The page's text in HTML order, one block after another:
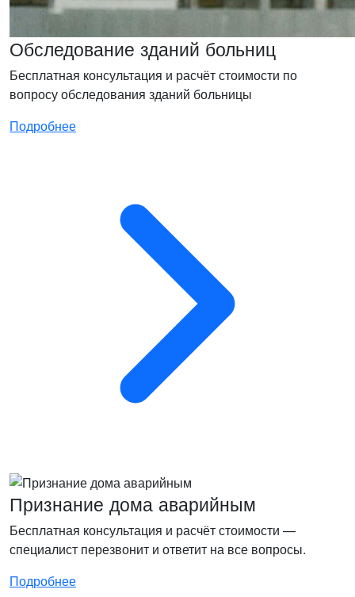
Обследование зданий больниц
Бесплатная консультация и расчёт стоимости по
вопросу обследования зданий больницы
Подробнее
Признание дома аварийным
Бесплатная консультация и расчёт стоимости —
специалист перезвонит и ответит на все вопросы.
Подробнее